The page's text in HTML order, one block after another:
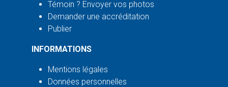
Témoin ? Envoyer vos photos
Demander une accréditation
Publier
INFORMATIONS
Mentions légales
Données personnelles